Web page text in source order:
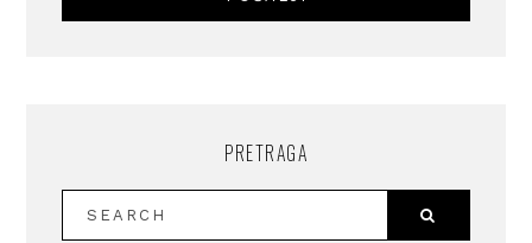
PRETRAGA